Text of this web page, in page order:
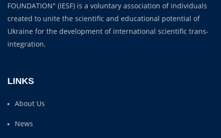
FOUNDATION" (IESF) is a voluntary association of individuals
created to unite the scientific and educational potential of
Ukraine for the development of international scientific trans-
integration.
LINKS
About Us
News